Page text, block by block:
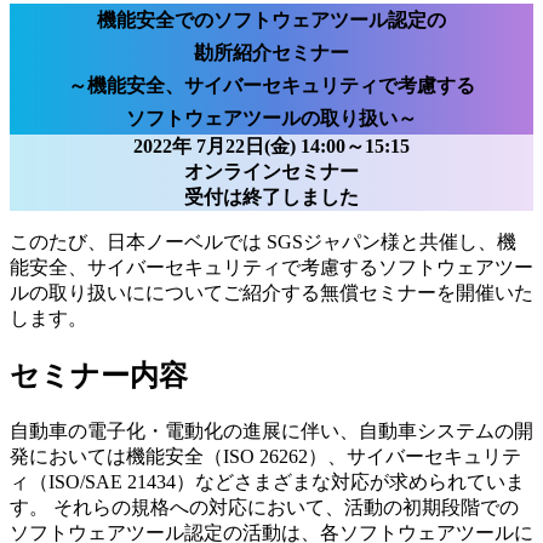
機能安全でのソフトウェアツール認定の
勘所紹介セミナー
～機能安全、サイバーセキュリティで考慮する
ソフトウェアツールの取り扱い～
2022年 7月22日(金) 14:00～15:15
オンラインセミナー
受付は終了しました
このたび、日本ノーベルでは SGSジャパン様と共催し、機
能安全、サイバーセキュリティで考慮するソフトウェアツー
ルの取り扱いにについてご紹介する無償セミナーを開催いた
します。
セミナー内容
自動車の電子化・電動化の進展に伴い、自動車システムの開
発においては機能安全（ISO 26262）、サイバーセキュリテ
ィ（ISO/SAE 21434）などさまざまな対応が求められていま
す。 それらの規格への対応において、活動の初期段階での
ソフトウェアツール認定の活動は、各ソフトウェアツールに